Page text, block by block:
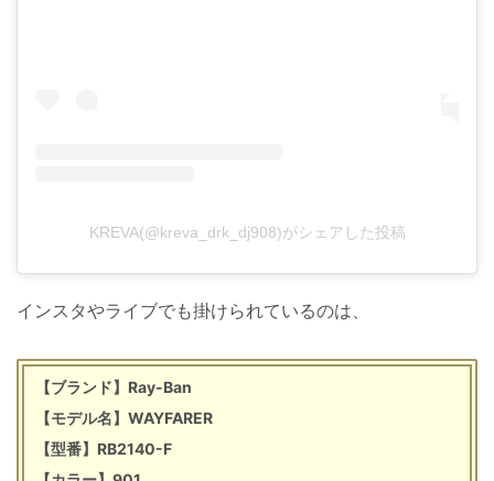
KREVA(@kreva_drk_dj908)がシェアした投稿
インスタやライブでも掛けられているのは、
【ブランド】Ray-Ban
【モデル名】WAYFARER
【型番】RB2140-F